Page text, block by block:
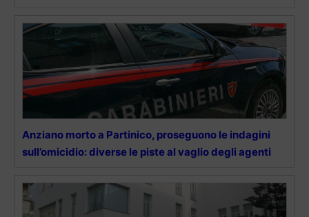
Anziano morto a Partinico, proseguono le indagini
sull’omicidio: diverse le piste al vaglio degli agenti